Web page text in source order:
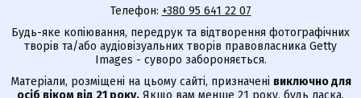
Телефон: +380 95 641 22 07
Будь-яке копіювання, передрук та відтворення фотографічних
творів та/або аудіовізуальних творів правовласника Getty
Images - суворо забороняється.
Матеріали, розміщені на цьому сайті, призначені виключно для